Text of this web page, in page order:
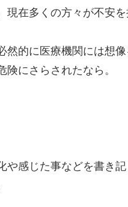
現在多くの方々が不安
的に医療機関には想
にさらされたなら。
感じた事などを書き